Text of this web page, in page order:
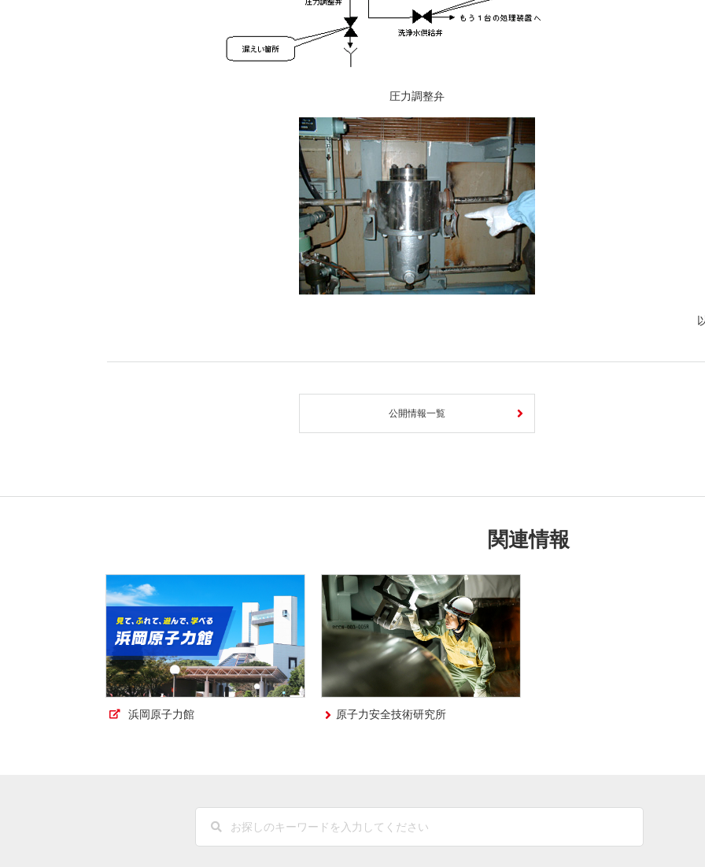
圧力調整弁
公開情報一覧
関連情報
浜岡原子力館 原子力安全技術研究所